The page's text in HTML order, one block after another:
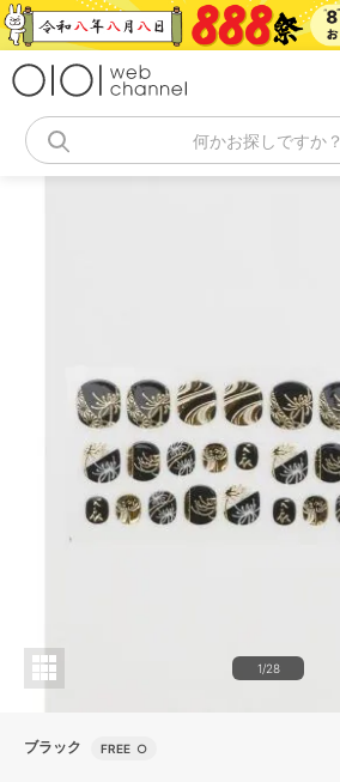
コ
ン
何かお探しですか？
1/28
ブラック FREE ○